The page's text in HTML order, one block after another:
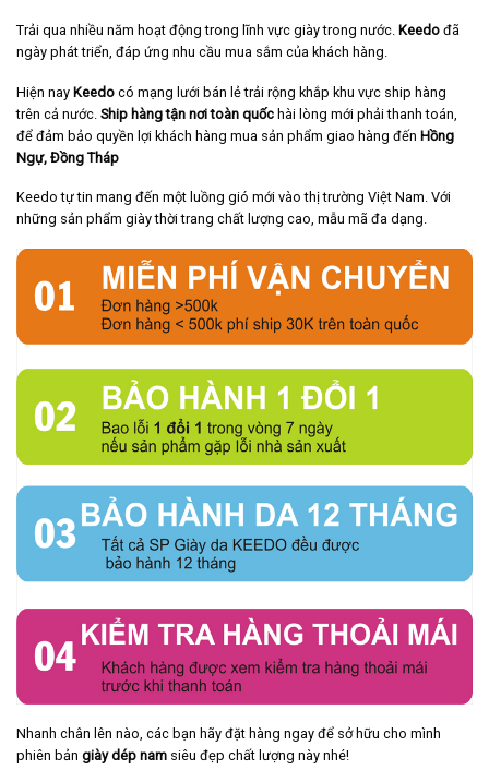
Trải qua nhiều năm hoạt động trong lĩnh vực giày trong nước. Keedo đã
ngày phát triển, đáp ứng nhu cầu mua sắm của khách hàng.
Hiện nay Keedo có mạng lưới bán lẻ trải rộng khắp khu vực ship hàng
trên cả nước. Ship hàng tận nơi toàn quốc hài lòng mới phải thanh toán,
để đảm bảo quyền lợi khách hàng mua sản phẩm giao hàng đến Hồng
Ngự, Đồng Tháp
Keedo tự tin mang đến một luồng gió mới vào thị trường Việt Nam. Với
những sản phẩm giày thời trang chất lượng cao, mẫu mã đa dạng.
Nhanh chân lên nào, các bạn hãy đặt hàng ngay để sở hữu cho mình
phiên bản giày dép nam siêu đẹp chất lượng này nhé!